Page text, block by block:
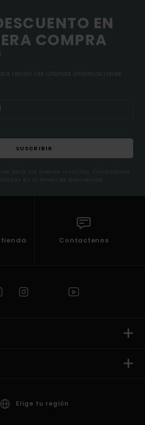
EN
COMPRA
recibir las ultimas informaciones
SUSCRIBIR
para los nuevos inscritos. Condiciones
en el email de bienvenida
tienda Contactenos
Elige tu región